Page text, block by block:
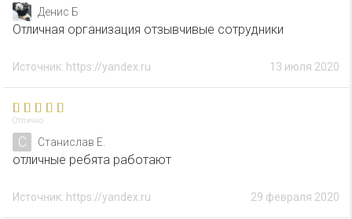
Денис Б
Отличная организация отзывчивые сотрудники
13 июля 2020
Источник: https://yandex.ru
Отлично
С Станислав Е.
отличные ребята работают
29 февраля 2020
Источник: https://yandex.ru